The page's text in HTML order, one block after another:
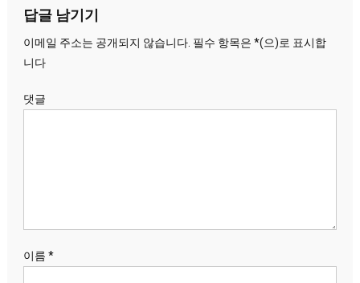
답글 남기기
이메일 주소는 공개되지 않습니다. 필수 항목은 *(으)로 표시합
니다
댓글
이름 *